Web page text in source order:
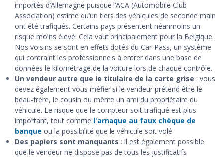
importés d’Allemagne puisque l’ACA (Automobile Club
Association) estime qu’un tiers des véhicules de seconde main
ont été trafiqués. Certains pays présentent néanmoins un
risque moins élevé. Cela vaut principalement pour la Belgique.
Nos voisins se sont en effets dotés du Car-Pass, un système
qui contraint les professionnels à entrer dans une base de
données le kilométrage de la voiture lors de chaque contrôle.
Un vendeur autre que le titulaire de la carte grise : vous
devez également vous méfier si le vendeur prétend être le
beau-frère, le cousin ou même un ami du propriétaire du
véhicule. Le risque que le compteur soit trafiqué est plus
important, tout comme l'arnaque au faux chèque de
banque ou la possibilité que le véhicule soit volé.
Des papiers sont manquants : il est également possible
que le vendeur ne dispose pas de tous les justificatifs